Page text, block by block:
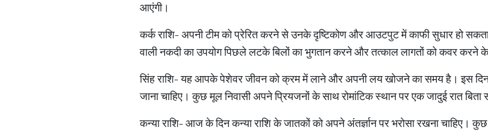
आएंगी।
कर्क राशि- अपनी टीम को प्रेरित करने से उनके दृष्टिकोण और आउटपुट में काफी सुधार हो
वाली नकदी का उपयोग पिछले लटके बिलों का भुगतान करने और तत्काल लागतों को कवर करने
सिंह राशि- यह आपके पेशेवर जीवन को क्रम में लाने और अपनी लय खोजने का समय है। इस
जाना चाहिए। कुछ मूल निवासी अपने प्रियजनों के साथ रोमांटिक स्थान पर एक जादुई रात
कन्या राशि- आज के दिन कन्या राशि के जातकों को अपने अंतर्ज्ञान पर भरोसा रखना चाहिए।